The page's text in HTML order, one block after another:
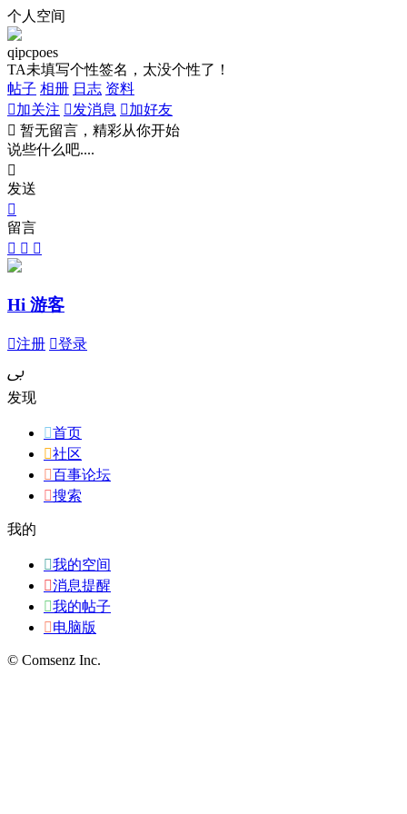
个人空间
qipcpoes
TA未填写个性签名，太没个性了！
帖子 相册 日志 资料
加关注 发消息 加好友
 暂无留言，精彩从你开始
说些什么吧....

发送

留言
  
Hi 游客
注册 登录
ﰉ
发现
首页
社区
百事论坛
搜索
我的
我的空间
消息提醒
我的帖子
电脑版
© Comsenz Inc.